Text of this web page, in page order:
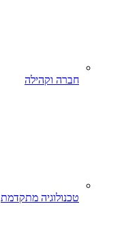
חברה וקהילה
טכנולוגיה מתקדמת